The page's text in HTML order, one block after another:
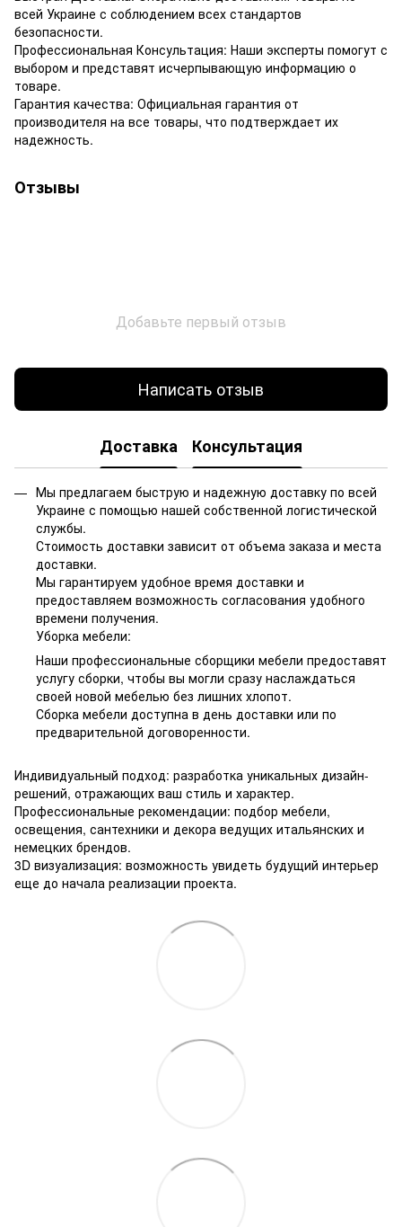
всей Украине с соблюдением всех стандартов
безопасности.
Профессиональная Консультация: Наши эксперты помогут с
выбором и представят исчерпывающую информацию о
товаре.
Гарантия качества: Официальная гарантия от
производителя на все товары, что подтверждает их
надежность.
Отзывы
Добавьте первый отзыв
Написать отзыв
Доставка Консультация
Мы предлагаем быструю и надежную доставку по всей
Украине с помощью нашей собственной логистической
службы.
Стоимость доставки зависит от объема заказа и места
доставки.
Мы гарантируем удобное время доставки и
предоставляем возможность согласования удобного
времени получения.
Уборка мебели:
Наши профессиональные сборщики мебели предоставят
услугу сборки, чтобы вы могли сразу наслаждаться
своей новой мебелью без лишних хлопот.
Сборка мебели доступна в день доставки или по
предварительной договоренности.
Индивидуальный подход: разработка уникальных дизайн-
решений, отражающих ваш стиль и характер.
Профессиональные рекомендации: подбор мебели,
освещения, сантехники и декора ведущих итальянских и
немецких брендов.
3D визуализация: возможность увидеть будущий интерьер
еще до начала реализации проекта.